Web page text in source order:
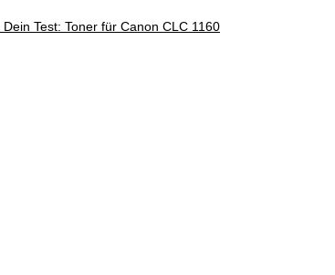
Dein Test: Toner für Canon CLC 1160